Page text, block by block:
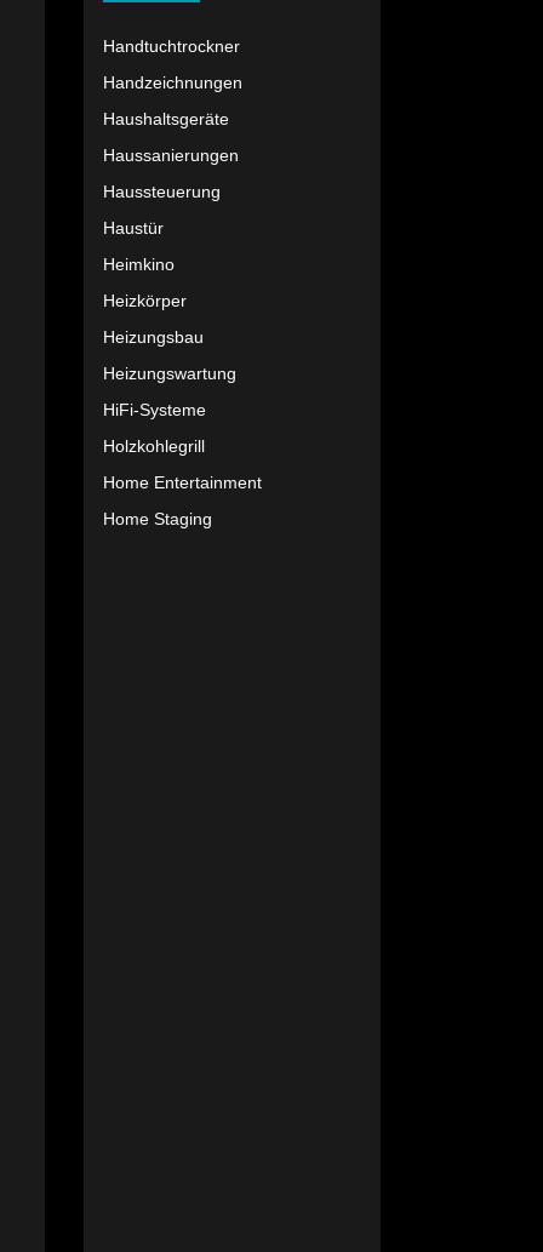
Handtuchtrockner
Handzeichnungen
Haushaltsgeräte
Haussanierungen
Haussteuerung
Haustür
Heimkino
Heizkörper
Heizungsbau
Heizungswartung
HiFi-Systeme
Holzkohlegrill
Home Entertainment
Home Staging